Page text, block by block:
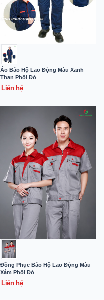
Áo Bảo Hộ Lao Động Màu Xanh
Than Phối Đỏ
Liên hệ
Đồng Phục Bảo Hộ Lao Động Màu
Xám Phối Đỏ
Liên hệ